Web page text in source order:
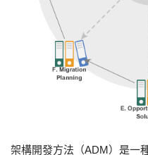
架構開發方法（ADM）是一